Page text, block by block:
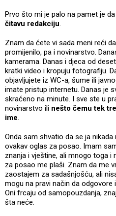
Prvo što mi je palo na pamet je da
čitavu redakciju.
Znam da ćete vi sada meni reći
promijenilo, pa i novinarstvo.
kamerama. Danas i djeca od
kratki video i kropuju fotografiju.
objavljujete iz WC-a, šume ili
imate pristup internetu. Danas je
skraćeno na minute. I sve ste u
novinarstvo ili nešto čemu tek
ime.
Onda sam shvatio da se ja
ovakav oglas za posao. Imam
znanja i vještine, ali mnogo toga i
za posao me plaši. Znam da me
zaostajem za sadašnjošću, ali
mogu na pravi način da
Oni frcaju od samopouzdanja,
šta neće.